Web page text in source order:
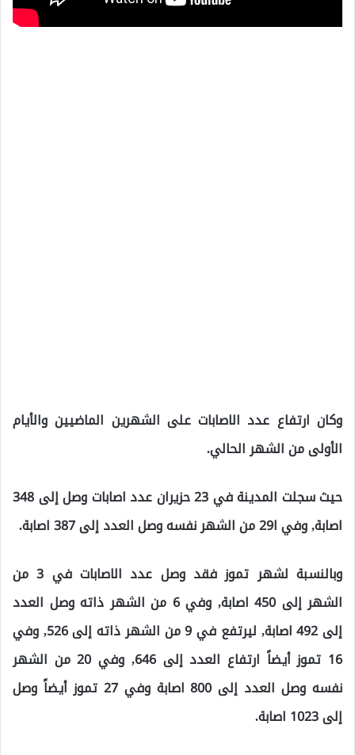
وكان ارتفاع عدد الاصابات على الشهرين الماضيين والأيام
الأولى من الشهر الحالي.
حيث سجلت المدينة في 23 حزيران عدد اصابات وصل إلى 348
اصابة, وفي ا29 من الشهر نفسه وصل العدد إلى 387 اصابة.
وبالنسبة لشهر تموز فقد وصل عدد الاصابات في 3 من
الشهر إلى 450 اصابة, وفي 6 من الشهر ذاته وصل العدد
إلى 492 اصابة, ليرتفع في 9 من الشهر ذاته إلى 526, وفي
16 تموز أيضاً ارتفاع العدد إلى 646, وفي 20 من الشهر
نفسه وصل العدد إلى 800 اصابة وفي 27 تموز أيضاً وصل
إلى 1023 اصابة.